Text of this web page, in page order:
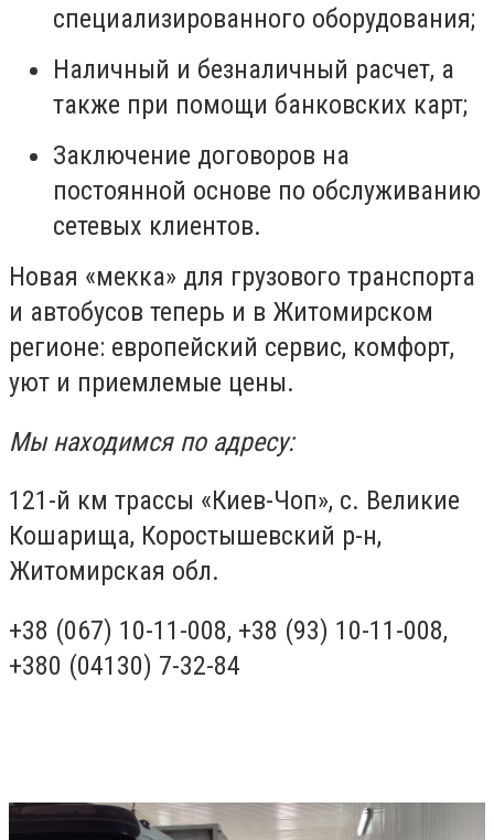
специализированного оборудования;
Наличный и безналичный расчет, а
также при помощи банковских карт;
Заключение договоров на
постоянной основе по обслуживанию
сетевых клиентов.
Новая «мекка» для грузового транспорта
и автобусов теперь и в Житомирском
регионе: европейский сервис, комфорт,
уют и приемлемые цены.
Мы находимся по адресу:
121-й км трассы «Киев-Чоп», с. Великие
Кошарища, Коростышевский р-н,
Житомирская обл.
+38 (067) 10-11-008, +38 (93) 10-11-008,
+380 (04130) 7-32-84